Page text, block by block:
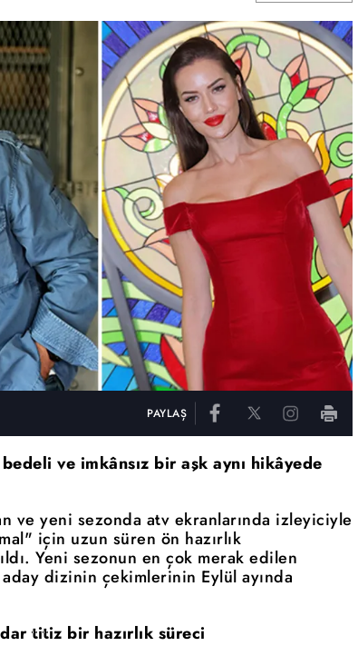
PAYLAŞ
ve imkânsız bir aşk aynı hikâyede
ve yeni sezonda atv ekranlarında izleyiciyle
için uzun süren ön hazırlık
Yeni sezonun en çok merak edilen
dizinin çekimlerinin Eylül ayında
titiz bir hazırlık süreci